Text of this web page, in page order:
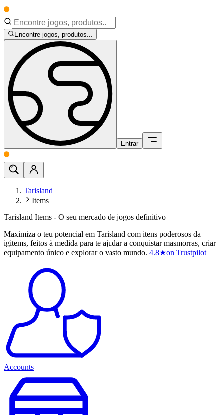
Encontre jogos, produtos...
Entrar
Tarisland
Items
Tarisland Items - O seu mercado de jogos definitivo
Maximiza o teu potencial em Tarisland com itens poderosos da
igitems, feitos à medida para te ajudar a conquistar masmorras, criar
equipamento único e explorar o vasto mundo. 4.8★on Trustpilot
Accounts